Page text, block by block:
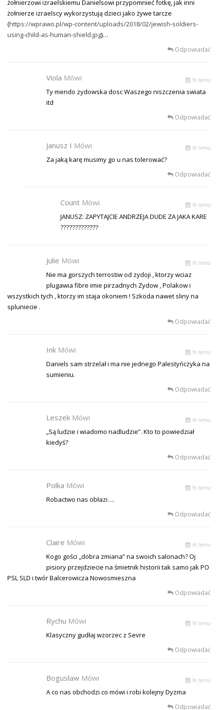
żołnierzowi izraelskiemu Danielsowi przypomnieć fotkę, jak inni
żołnierze izraelscy wykorzystują dzieci jako żywe tarcze
(https://wprawo.pl/wp-content/uploads/2018/02/jewish-soldiers-
using-child-as-human-shield.jpg)…
Odpowiadać
Viola Mówi % temu
Ty mendo zydowska dosc Waszego niszczenia swiata
itd
Odpowiadać
Janusz I Mówi % temu
Za jaką karę musimy go u nas tolerować?
Odpowiadać
Count Mówi % temu
JANUSZ: ZAPYTAJCIE ANDRZEJA DUDE ZA JAKA KARE
?????????????
Julie Mówi % temu
Nie ma gorszych terrostiw od zydoji , ktorzy wciaz
plugawia fibre imie pirzadnych Zydow , Polakow i
wszystkich tych , ktorzy im staja okoniem ! Szkoda nawet sliny na
spluniecie .
Odpowiadać
Ink Mówi % temu
Daniels sam strzelał i ma nie jednego Palestyńczyka na
sumieniu.
Odpowiadać
Leszek Mówi % temu
„Są ludzie i wiadomo nadludzie”. Kto to powiedział
kiedyś?
Odpowiadać
Polka Mówi % temu
Robactwo nas obłazi….
Odpowiadać
Claire Mówi % temu
Kogo gości „dobra zmiana” na swoich salonach? Oj
pisiory przejdziecie na śmietnik historii tak samo jak PO
PSL SLD i twór Balcerowicza Nowosmieszna
Odpowiadać
Rychu Mówi % temu
Klasyczny gudłaj wzorzec z Sevre
Odpowiadać
Bogusław Mówi % temu
A co nas obchodzi co mówi i robi kolejny Dyzma
Odpowiadać